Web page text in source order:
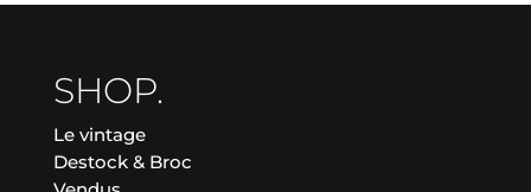
SHOP.
Le vintage
Destock & Broc